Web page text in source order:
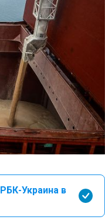
РБК-Украина в